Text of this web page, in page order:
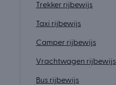
Trekker rijbewijs
Taxi rijbewijs
Camper rijbewijs
Vrachtwagen rijbewijs
Bus rijbewijs